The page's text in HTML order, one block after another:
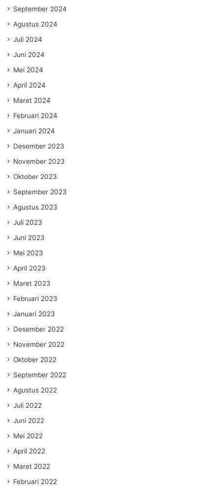
September 2024
Agustus 2024
Juli 2024
Juni 2024
Mei 2024
April 2024
Maret 2024
Februari 2024
Januari 2024
Desember 2023
November 2023
Oktober 2023
September 2023
Agustus 2023
Juli 2023
Juni 2023
Mei 2023
April 2023
Maret 2023
Februari 2023
Januari 2023
Desember 2022
November 2022
Oktober 2022
September 2022
Agustus 2022
Juli 2022
Juni 2022
Mei 2022
April 2022
Maret 2022
Februari 2022